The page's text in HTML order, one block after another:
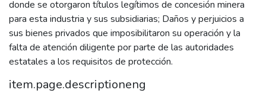
donde se otorgaron títulos legítimos de concesión minera
para esta industria y sus subsidiarias; Daños y perjuicios a
sus bienes privados que imposibilitaron su operación y la
falta de atención diligente por parte de las autoridades
estatales a los requisitos de protección.
item.page.descriptioneng